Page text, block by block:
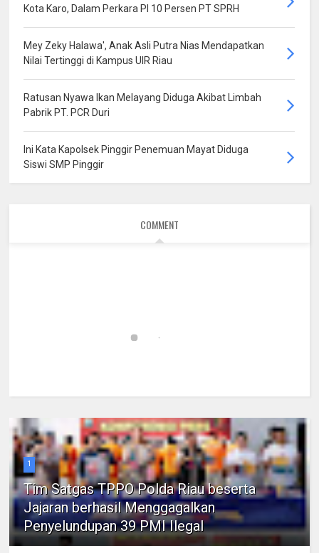
Kota Karo, Dalam Perkara PI 10 Persen PT SPRH
Mey Zeky Halawa', Anak Asli Putra Nias Mendapatkan
Nilai Tertinggi di Kampus UIR Riau
Ratusan Nyawa Ikan Melayang Diduga Akibat Limbah
Pabrik PT. PCR Duri
Ini Kata Kapolsek Pinggir Penemuan Mayat Diduga
Siswi SMP Pinggir
COMMENT
1
Tim Satgas TPPO Polda Riau beserta
Jajaran berhasil Menggagalkan
Penyelundupan 39 PMI Ilegal